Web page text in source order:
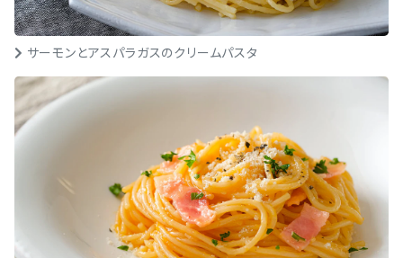
サーモンとアスパラガスのクリームパスタ